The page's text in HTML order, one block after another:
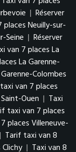
| Réserver
places Neuilly-sur-
Seine | Réserver
van 7 places La
La Garenne-
Colombes
van 7 places
Ouen | Taxi
taxi van 7 places
places Villeneuve-
| Tarif taxi van 8
| Taxi van 8